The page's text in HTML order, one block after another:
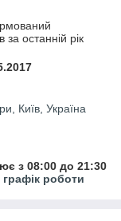
за останній рік
Київ, Україна
з 08:00 до 21:30
роботи